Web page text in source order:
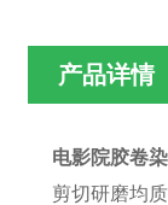
产品详情
电影院胶卷
剪切研磨均